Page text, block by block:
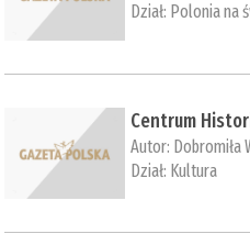
Dział: Polonia na
Centrum
Autor: Dobromiła
Dział: Kultura